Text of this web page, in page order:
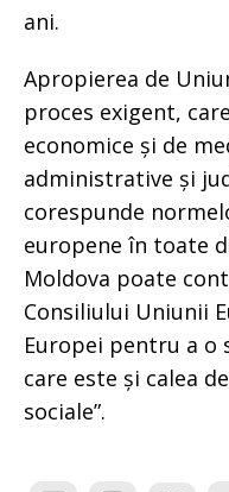
ani.
Apropierea de
proces exigent,
economice și de
administrative și
corespunde
europene în toate
Moldova poate
Consiliului Uniunii
Europei pentru a o
care este și calea
sociale”.